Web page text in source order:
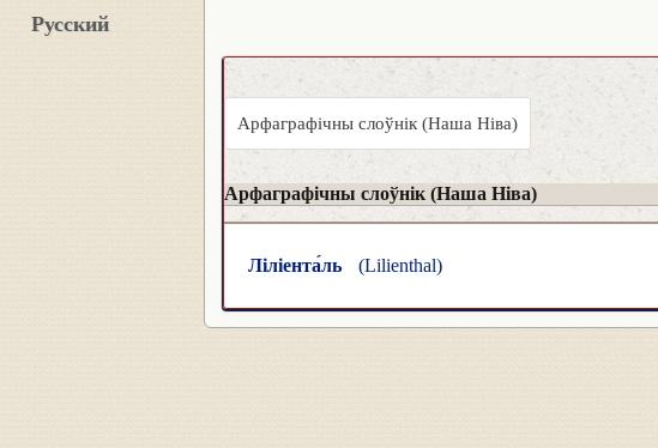
Русский
Арфаграфічны слоўнік (Наша Ніва)
Арфаграфічны слоўнік (Наша Ніва)
Ліліента́ль (Lilienthal)